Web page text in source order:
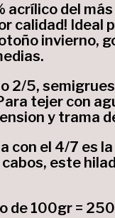
acrílico del
calidad! Ideal
invierno,
2/5,
tejer con
y trama
con el 4/7 es
este
de 100gr =